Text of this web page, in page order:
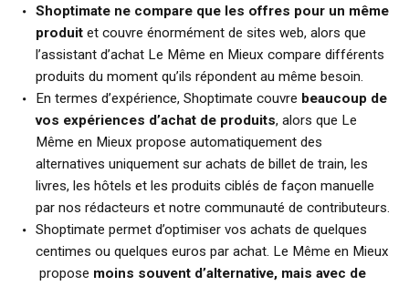
Shoptimate ne compare que les offres pour un même
produitet couvre énormément de sites web, alors que
l’assistant d’achat Le Même en Mieux compare différents
produits du moment qu’ils répondent au même besoin.
En termes d’expérience, Shoptimate couvre beaucoup de
vos expériences d’achat de produits, alors que Le
Même en Mieux propose automatiquement des
alternatives uniquement sur achats de billet de train, les
livres, les hôtels et les produits ciblés de façon manuelle
par nos rédacteurs et notre communauté de contributeurs.
Shoptimate permet d’optimiser vos achats de quelques
centimes ou quelques euros par achat. Le Même en Mieux
propose moins souvent d’alternative, mais avec de